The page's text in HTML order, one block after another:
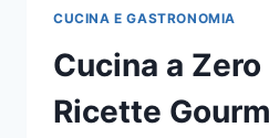
CUCINA E GASTRONOMIA
Cucina a
Ricette